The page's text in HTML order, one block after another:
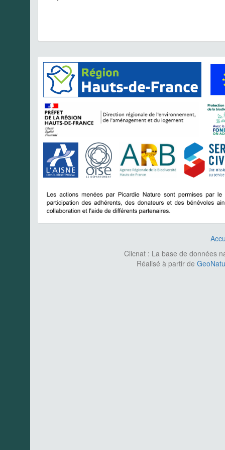
Clicnat : La base de données
Réalisé à partir de